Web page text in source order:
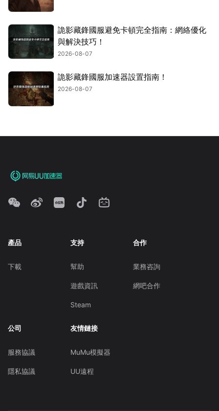
詭影藏鋒國服避免卡頓完全指南：網絡優化
與解決技巧！
2026-08-07
詭影藏鋒國服加速器設置指南！
2026-08-07
產品
下載
支持
幫助
遊戲資訊
Steam
合作
業務咨詢
網吧合作
公司
服務協議
隱私協議
友情鏈接
MuMu模擬器
UU遠程